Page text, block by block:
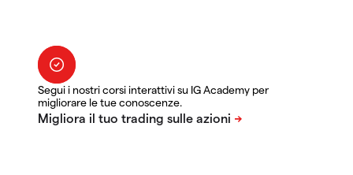
Segui i nostri corsi interattivi su IG Academy per
migliorare le tue conoscenze.